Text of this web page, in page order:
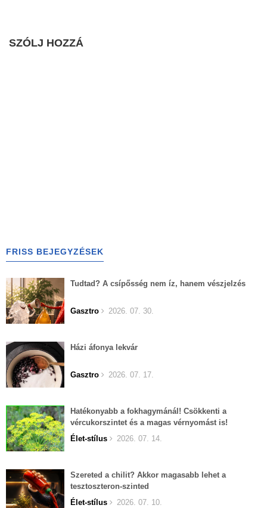
SZÓLJ HOZZÁ
FRISS BEJEGYZÉSEK
Tudtad? A csípősség nem íz, hanem vészjelzés
Gasztro 2026. 07. 30.
Házi áfonya lekvár
Gasztro 2026. 07. 17.
Hatékonyabb a fokhagymánál! Csökkenti a
vércukorszintet és a magas vérnyomást is!
Élet-stílus
2026. 07. 14.
Szereted a chilit? Akkor magasabb lehet a
tesztoszteron-szinted
Élet-stílus
2026. 07. 10.